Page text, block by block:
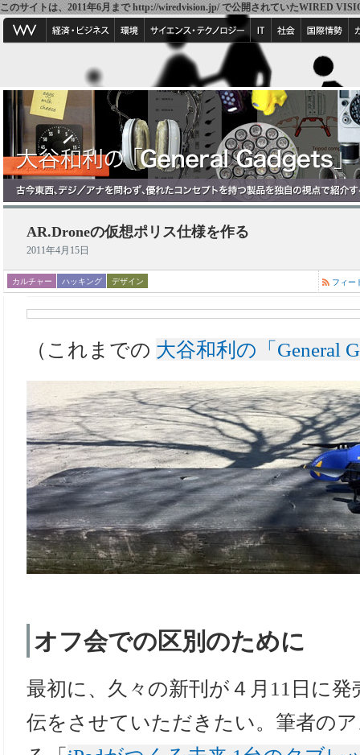
このサイトは、2011年6月まで http://wiredvision.jp/ で公開されていたWIRED
AR.Droneの仮想ポリス仕様を作る
2011年4月15日
カルチャー ハッキング デザイン フィー
（これまでの 大谷和利の「General
オフ会での区別のために
最初に、久々の新刊が４月11日に
伝をさせていただきたい。筆者の